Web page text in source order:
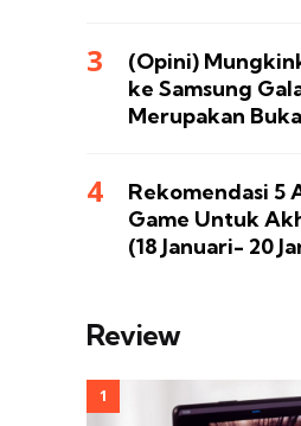
(Opini)
ke Samsung
Merupakan
Rekomendasi 5
Game Untuk
(18 Januari- 20
Review